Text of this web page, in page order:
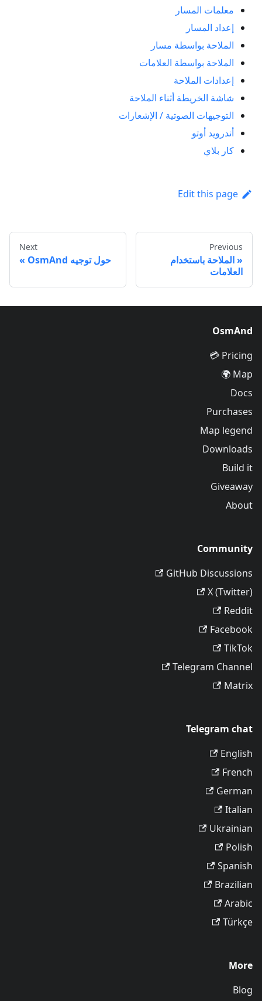
معلمات المسار
إعداد المسار
الملاحة بواسطة مسار
الملاحة بواسطة العلامات
إعدادات الملاحة
شاشة الخريطة أثناء الملاحة
التوجيهات الصوتية / الإشعارات
أندرويد أوتو
كار بلاي
Edit this page
Previous
الملاحة باستخدام
العلامات
Next
حول توجيه OsmAnd
OsmAnd
Pricing 💳
Map 🌍
Docs
Purchases
Map legend
Downloads
Build it
Giveaway
About
Community
GitHub Discussions
X (Twitter)
Reddit
Facebook
TikTok
Telegram Channel
Matrix
Telegram chat
English
French
German
Italian
Ukrainian
Polish
Spanish
Brazilian
Arabic
Türkçe
More
Blog